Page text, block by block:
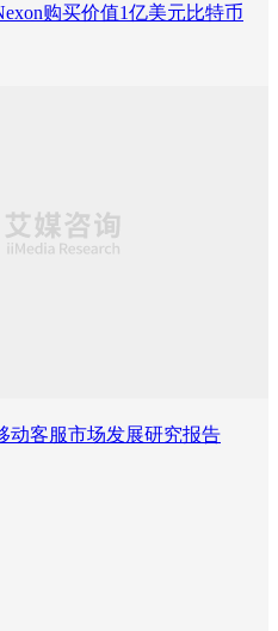
购买价值1亿美元比特币
动客服市场发展研究报告